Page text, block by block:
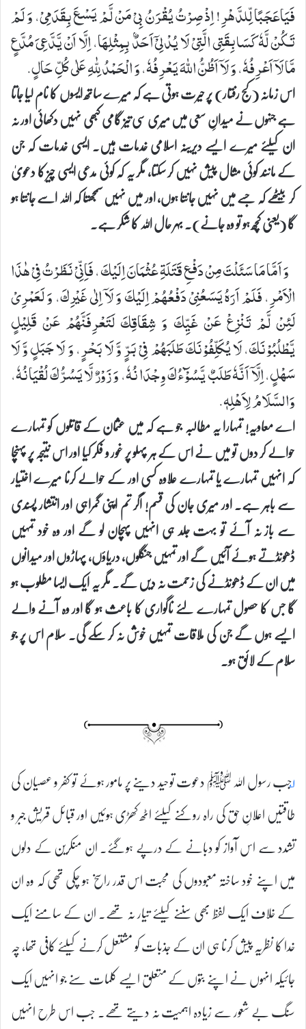
فَیَاعَجَبًا لِّلدَّهْرِ! اِذْ صِرْتُ یُقْرَنُ بِیْ مَنْ لَّمْ یَسْعَ بِقَدَمِیْ، وَ لَمْ
تَكُنْ لَّهٗ كَسَابِقَتِی الَّتِیْ لَا یُدْلِیْۤ اَحَدٌۢ بِمِثْلِهَا، اِلَّا اَنْ یَّدَّعِیَ مُدَّعٍ
مَّا لَاۤ اَعْرِفُهٗ، وَ لَاۤ اَظُنُّ اللهَ یَعْرِفُهٗ، وَ الْحَمْدُ لِلّٰهِ عَلٰی كُلِّ حَالٍ.
اس زمانہ (کج رفتار) پر حیرت ہوتی ہے کہ میرے ساتھ ایسوں کا نام لیا جاتا
ہے جنہوں نے میدانِ سعی میں میری سی تیز گامی کبھی نہیں دکھائی اور نہ
ان کیلئے میرے ایسے دیرینہ اسلامی خدمات ہیں۔ ایسی خدمات کہ جن
کے مانند کوئی مثال پیش نہیں کر سکتا، مگر یہ کہ کوئی مدعی ایسی چیز کا دعویٰ
کر بیٹھے کہ جسے میں نہیں جانتا ہوں، اور میں نہیں سمجھتا کہ اللہ اسے جانتا ہو
گا (یعنی کچھ ہو تو وہ جانے)۔ بہر حال اللہ کا شکر ہے۔
وَ اَمَّا مَا سَئَلْتَ مِنْ دَفْعِ قَتَلَةِ عُثْمَانَ اِلَیْكَ، فَاِنِّیْ نَظَرْتُ فِیْ هٰذَا
الْاَمْرِ، فَلَمْ اَرَهُ یَسَعُنِیْ دَفْعُهُمْ اِلَیْكَ وَ لَاۤ اِلٰی غَیْرِكَ، وَ لَعَمْرِیْ
لَئِنْ لَّمْ تَنْزِعْ عَنْ غَیِّكَ وَ شِقَاقِكَ لَتَعْرِفَنَّهُمْ عَنْ قَلِیْلٍ
یَّطْلُبُوْنَكَ، لَا یُكَلِّفُوْنَكَ طَلَبَهُمْ فِیْ بَرٍّ وَّ لَا بَحْرٍ، وَ لَا جَبَلٍ وَّ لَا
سَهْلٍ، اِلَّاۤ اَنَّهٗ طَلَبٌ یَّسُوْٓءُكَ وِجْدَانُهٗ، وَ زَوْرٌ لَّا یَسُرُّكَ لُقْیَانُهٗ،
وَالسَّلَامُ لِاَهْلِهٖ.
اے معاویہ! تمہارا یہ مطالبہ جو ہے کہ میں عثمان کے قاتلوں کو تمہارے
حوالے کر دوں تو میں نے اس کے ہر پہلو پر غور و فکر کیا اور اس نتیجہ پر پہنچا
کہ انہیں تمہارے یا تمہارے علاوہ کسی اور کے حوالے کرنا میرے اختیار
سے باہر ہے۔ اور میری جان کی قسم! اگر تم اپنی گمراہی اور انتشار پسندی
سے باز نہ آئے تو بہت جلد ہی انہیں پہچان لو گے اور وہ خود تمہیں
ڈھونڈتے ہوئے آئیں گے اور تمہیں جنگلوں، دریاؤں، پہاڑوں اور میدانوں
میں ان کے ڈھونڈنے کی زحمت نہ دیں گے۔ مگر یہ ایک ایسا مطلوب ہو
گا جس کا حصول تمہارے لئے ناگواری کا باعث ہو گا اور وہ آنے والے
ایسے ہوں گے جن کی ملاقات تمہیں خوش نہ کر سکے گی۔ سلام اس پر جو
سلام کے لائق ہو۔
۱؂جب رسول اللہ ﷺ دعوت توحید دینے پر مامور ہوئے تو کفر و عصیان کی
طاقتیں اعلانِ حق کی راہ روکنے کیلئے اٹھ کھڑی ہوئیں اور قبائل قریش جبر و
تشدد سے اس آواز کو دبانے کے درپے ہوگئے۔ ان منکرین کے دلوں
میں اپنے خود ساختہ معبودوں کی محبت اس قدر راسخ ہو چکی تھی کہ وہ ان
کے خلاف ایک لفظ بھی سننے کیلئے تیار نہ تھے۔ ان کے سامنے ایک
خدا کا نظریہ پیش کرنا ہی ان کے جذبات کو مشتعل کرنے کیلئے کافی تھا، چہ
جائیکہ انہوں نے اپنے بتوں کے متعلق ایسے کلمات سنے جو انہیں ایک
سنگ بے شعور سے زیادہ اہمیت نہ دیتے تھے۔ جب اس طرح انہیں